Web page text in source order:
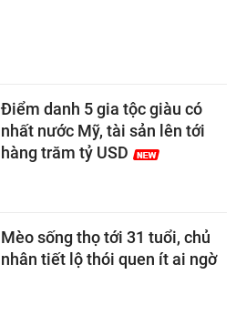
Điểm danh 5 gia tộc giàu có
nhất nước Mỹ, tài sản lên tới
hàng trăm tỷ USD
Mèo sống thọ tới 31 tuổi, chủ
nhân tiết lộ thói quen ít ai ngờ